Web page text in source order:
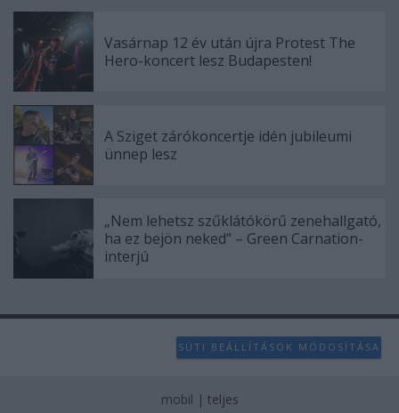
Vasárnap 12 év után újra Protest The
Hero-koncert lesz Budapesten!
A Sziget zárókoncertje idén jubileumi
ünnep lesz
„Nem lehetsz szűklátókörű zenehallgató,
ha ez bejön neked” – Green Carnation-
interjú
SÜTI BEÁLLÍTÁSOK MÓDOSÍTÁSA
mobil | teljes